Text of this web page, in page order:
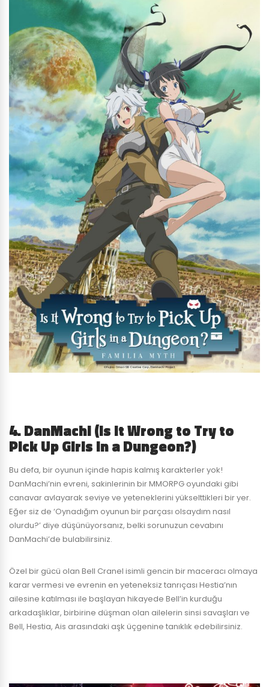
4. DanMachi (Is It Wrong to Try to
Pick Up Girls in a Dungeon?)
Bu defa, bir oyunun içinde hapis kalmış karakterler yok!
DanMachi’nin evreni, sakinlerinin bir MMORPG oyundaki gibi
canavar avlayarak seviye ve yeteneklerini yükselttikleri bir yer.
Eğer siz de ‘Oynadığım oyunun bir parçası olsaydım nasıl
olurdu?’ diye düşünüyorsanız, belki sorunuzun cevabını
DanMachi’de bulabilirsiniz.
Özel bir gücü olan Bell Cranel isimli gencin bir maceracı olmaya
karar vermesi ve evrenin en yeteneksiz tanrıçası Hestia’nın
ailesine katılması ile başlayan hikayede Bell’in kurduğu
arkadaşlıklar, birbirine düşman olan ailelerin sinsi savaşları ve
Bell, Hestia, Ais arasındaki aşk üçgenine tanıklık edebilirsiniz.